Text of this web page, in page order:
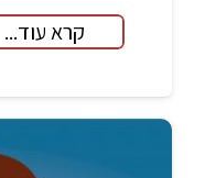
קרא עוד...